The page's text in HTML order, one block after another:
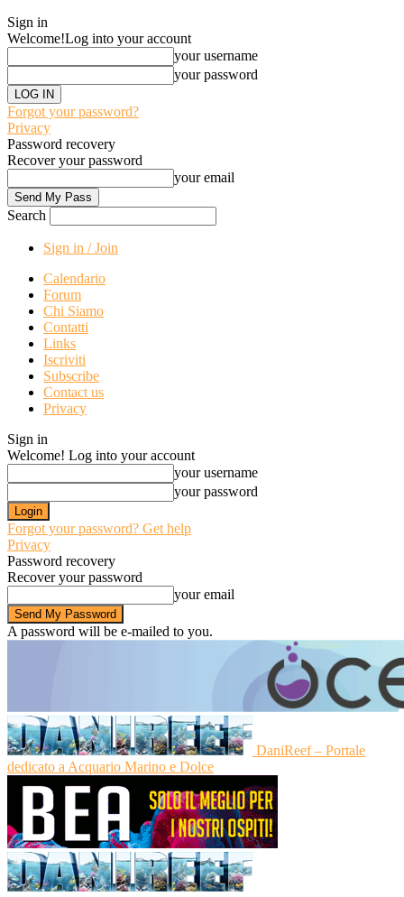
Sign in
Welcome!Log into your account
your username
your password
Forgot your password?
Privacy
Password recovery
Recover your password
your email
Search
Sign in / Join
Calendario
Forum
Chi Siamo
Contatti
Links
Iscriviti
Subscribe
Contact us
Privacy
Sign in
Welcome! Log into your account
your username
your password
Forgot your password? Get help
Privacy
Password recovery
Recover your password
your email
A password will be e-mailed to you.
DaniReef – Portale
dedicato a Acquario Marino e Dolce